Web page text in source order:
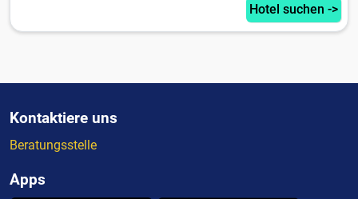
Hotel suchen ->
Kontaktiere uns
Beratungsstelle
Apps